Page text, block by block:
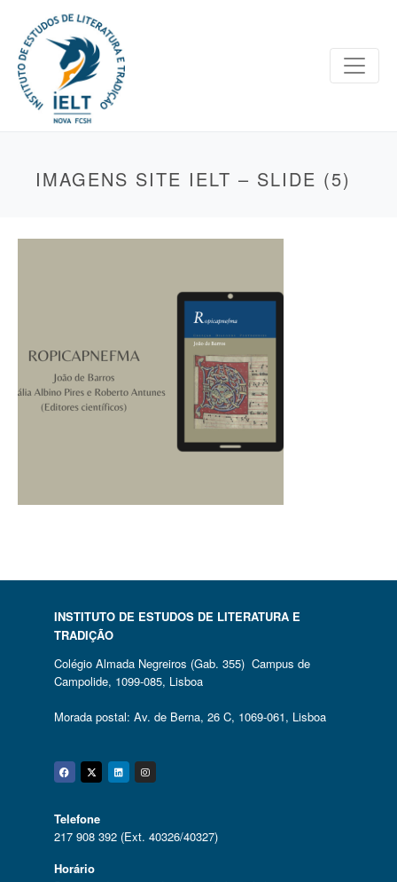
IMAGENS SITE IELT – SLIDE (5)
INSTITUTO DE ESTUDOS DE LITERATURA E
TRADIÇÃO
Colégio Almada Negreiros (Gab. 355) Campus de
Campolide, 1099-085, Lisboa
Morada postal: Av. de Berna, 26 C, 1069-061, Lisboa
Facebook
Twitter
Linkedin
Instagram
Telefone
217 908 392 (Ext. 40326/40327)
Horário